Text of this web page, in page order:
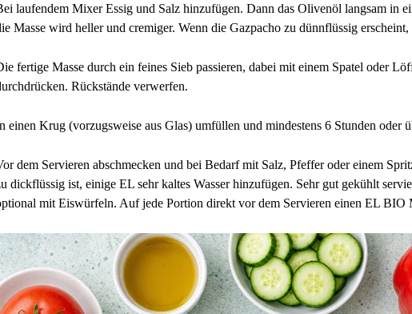
laufendem Mixer Essig und Salz hinzufügen. Dann das Olivenöl langsam in
Masse wird heller und cremiger. Wenn die Gazpacho zu dünnflüssig
fertige Masse durch ein feines Sieb passieren, dabei mit einem Spatel oder
Rückstände verwerfen.
einen Krug (vorzugsweise aus Glas) umfüllen und mindestens 6 Stunden oder
dem Servieren abschmecken und bei Bedarf mit Salz, Pfeffer oder einem
dickflüssig ist, einige EL sehr kaltes Wasser hinzufügen. Sehr gut gekühlt
mit Eiswürfeln. Auf jede Portion direkt vor dem Servieren einen EL